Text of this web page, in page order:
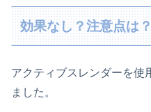
効果なし？注意点は？
アクティブスレンダーを使
ました。